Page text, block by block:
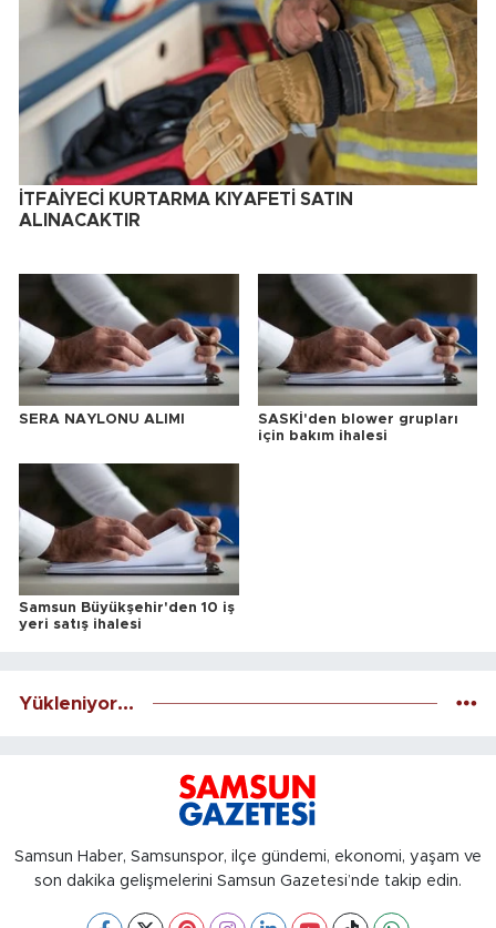
İTFAİYECİ KURTARMA KIYAFETİ SATIN
ALINACAKTIR
SERA NAYLONU ALIMI
SASKİ'den blower grupları
için bakım ihalesi
Samsun Büyükşehir'den 10 iş
yeri satış ihalesi
Yükleniyor...
Samsun Haber, Samsunspor, ilçe gündemi, ekonomi, yaşam ve
son dakika gelişmelerini Samsun Gazetesi’nde takip edin.